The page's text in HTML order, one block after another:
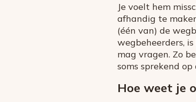
Je voelt hem
afhandig te
(één van) de
wegbeheerders,
mag vragen. Zo
soms sprekend
Hoe weet je